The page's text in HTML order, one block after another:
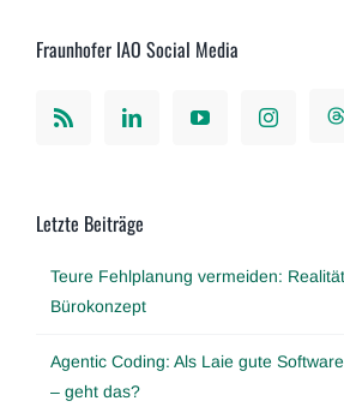
Fraunhofer IAO Social Media
Letzte Beiträge
Teure Fehlplanung vermeiden:
Bürokonzept
Agentic Coding: Als Laie gute
– geht das?